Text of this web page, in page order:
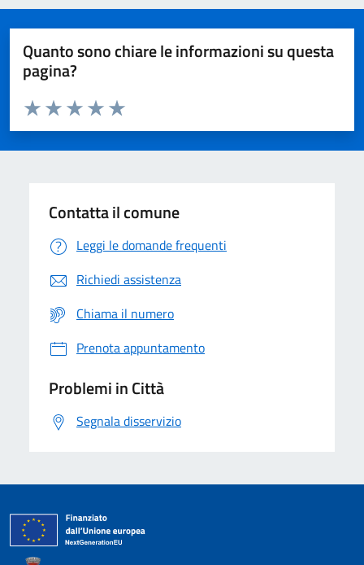
Quanto sono chiare le informazioni su questa
pagina?
Domanda
Valuta da 1 a 5 stelle la pagina
Valuta 5 stelle su 5
Valuta 4 stelle su 5
Valuta 3 stelle su 5
Valuta 2 stelle su 5
Valuta 1 stelle su 5
Contatta il comune
Leggi le domande frequenti
Richiedi assistenza
Chiama il numero
Prenota appuntamento
Problemi in Città
Segnala disservizio